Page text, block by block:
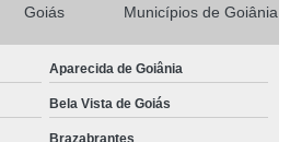
Goiás Municípios de Goiânia
Aparecida de Goiânia
Bela Vista de Goiás
Brazabrantes